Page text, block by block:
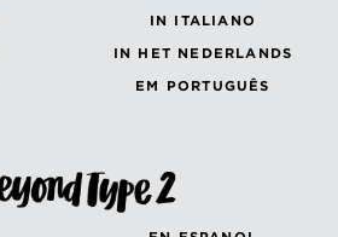
IN ITALIANO
IN HET NEDERLANDS
EM PORTUGUÊS